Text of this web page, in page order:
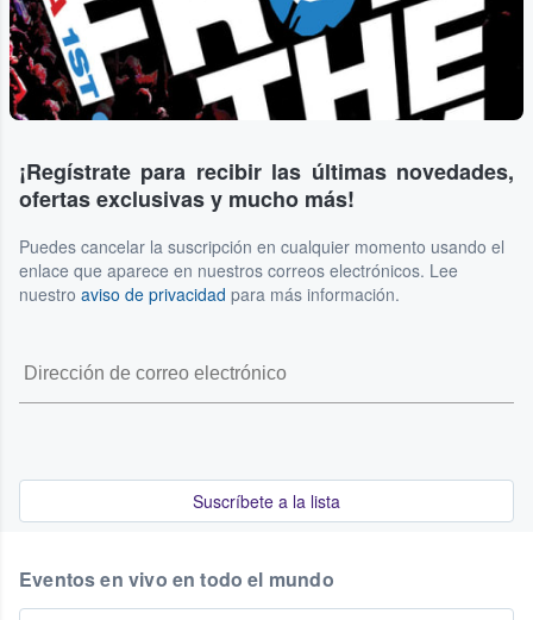
¡Regístrate para recibir las últimas novedades,
ofertas exclusivas y mucho más!
Puedes cancelar la suscripción en cualquier momento usando el
enlace que aparece en nuestros correos electrónicos. Lee
nuestro aviso de privacidad para más información.
Suscríbete a la lista
Eventos en vivo en todo el mundo